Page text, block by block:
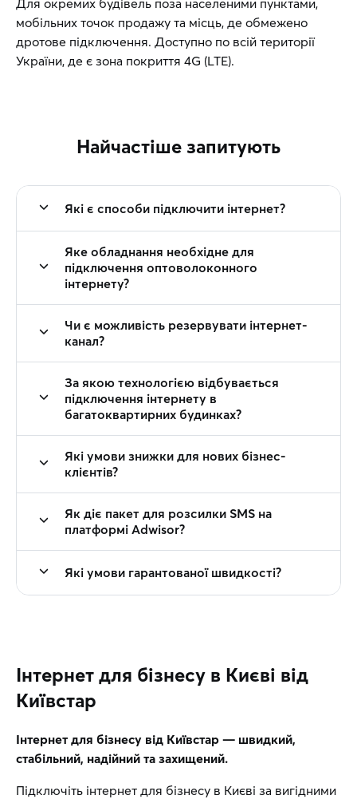
Для окремих будівель поза населеними пунктами,
мобільних точок продажу та місць, де обмежено
дротове підключення. Доступно по всій території
України, де є зона покриття 4G (LTE).
Найчастіше запитують
Які є способи підключити інтернет?
Яке обладнання необхідне для
підключення оптоволоконного
інтернету?
Чи є можливість резервувати інтернет-
канал?
За якою технологією відбувається
підключення інтернету в
багатоквартирних будинках?
Які умови знижки для нових бізнес-
клієнтів?
Як діє пакет для розсилки SMS на
платформі Adwisor?
Які умови гарантованої швидкості?
Інтернет для бізнесу в Києві від
Київстар
Інтернет для бізнесу від Київстар — швидкий,
стабільний, надійний та захищений.
Підключіть інтернет для бізнесу в Києві за вигідними